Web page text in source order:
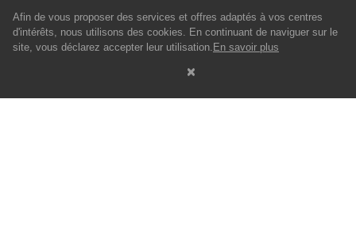
Afin de vous proposer des services et offres adaptés à vos centres
d'intérêts, nous utilisons des cookies. En continuant de naviguer sur le
site, vous déclarez accepter leur utilisation. En savoir plus